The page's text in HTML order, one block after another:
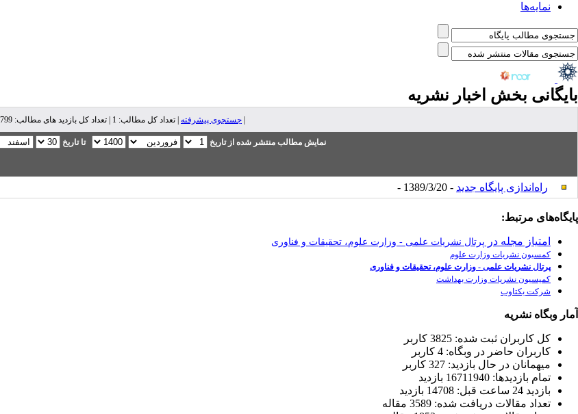
نمایه‌ها
بایگانی بخش اخبار نشریه
جستجوی پیشرفته | تعداد کل مطالب: 1 | تعداد کل بازدید های مطالب: 7,799 |
نمایش مطالب منتشر شده از تاریخ تا تاریخ
راه‌اندازی پایگاه جدید - 1389/3/20 -
پایگاه‌های مرتبط:
امتیاز مجله در پرتال نشریات علمی - وزارت علوم، تحقیقات و فناوری
کمسیون نشریات وزارت علوم
پرتال نشریات علمی - وزارت علوم، تحقیقات و فناوری
کمیسیون نشریات وزارت بهداشت
شرکت یکتاوب
آمار وبگاه نشریه
كل کاربران ثبت شده: 3825 کاربر
کاربران حاضر در وبگاه: 4 کاربر
ميهمانان در حال بازديد: 327 کاربر
تمام بازديد‌ها: 16711940 بازدید
بازديد 24 ساعت قبل: 14708 بازدید
تعداد مقالات دریافت شده: 3589 مقاله